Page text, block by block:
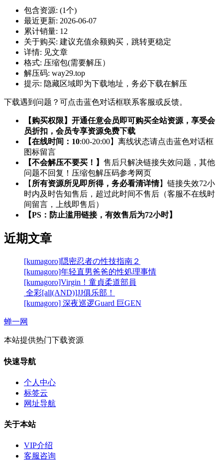
包含资源: (1个)
最近更新: 2026-06-07
累计销量: 12
关于购买: 建议充值余额购买，跳转更稳定
详情: 见文章
格式: 压缩包(需要解压）
解压码: way29.top
提示: 隐藏区域即为下载地址，务必下载在解压
下载遇到问题？可点击蓝色对话框联系客服或反馈。
【购买权限】开通任意会员即可购买全站资源，享受会
员折扣，会员专享资源免费下载
【在线时间：10:00-20:00】离线状态请点击蓝色对话框
图标留言
【不会解压不要买！】 售后只解决链接失效问题，其他
问题不回复！压缩包解压码参考网页
【 所有资源所见即所得，务必看清详情】链接失效72小
时内及时告知售后，超过此时间不售后（客服不在线时
间留言，上线即售后）
【PS：防止滥用链接，有效售后为72小时】
近期文章
[kumagoro]隠密忍者の性技指南２
[kumagoro]年轻直男爸爸的性処理事情
[kumagoro]Virgin！童貞柔道部員
全彩[all(AND)]JJ俱乐部！
[kumagoro] 深夜巡逻Guard 巨GEN
蝉一网
本站提供热门下载资源
快速导航
个人中心
标签云
网址导航
关于本站
VIP介绍
客服咨询